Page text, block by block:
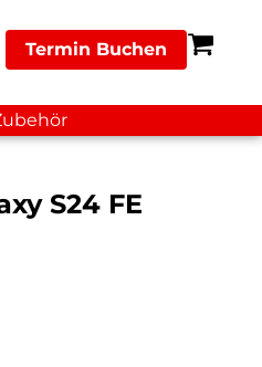
Termin Buchen
S24 FE